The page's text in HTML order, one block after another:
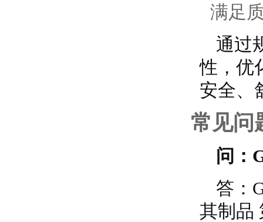
满足
通过
性，优
安全、
常见问
问：
答：
其制品